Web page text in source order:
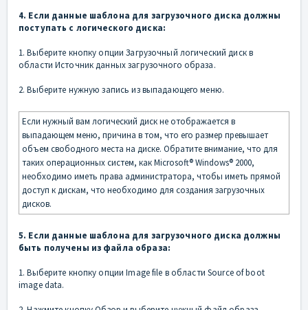
4. Если данные шаблона для загрузочного диска должны
поступать с логического диска:
1. Выберите кнопку опции Загрузочный логический диск в
области Источник данных загрузочного образа.
2. Выберите нужную запись из выпадающего меню.
Если нужный вам логический диск не отображается в
выпадающем меню, причина в том, что его размер превышает
объем свободного места на диске. Обратите внимание, что для
таких операционных систем, как Microsoft® Windows® 2000,
необходимо иметь права администратора, чтобы иметь прямой
доступ к дискам, что необходимо для создания загрузочных
дисков.
5. Если данные шаблона для загрузочного диска должны
быть получены из файла образа:
1. Выберите кнопку опции Image file в области Source of boot
image data.